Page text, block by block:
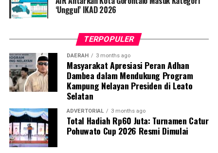
tanpa izin di wilayah Pohuwato. Siapa pun yang terbukti
melanggar hukum akan kami tindak tegas dan proses
sesuai ketentuan yang berlaku. Komitmen kami jelas,
penegakan hukum terhadap PETI dilakukan secara
berkelanjutan,” tegas IPTU Renly.
Saat ini seluruh barang bukti beserta kedua terduga
pelaku telah digelandang ke Mapolres Pohuwato guna
menjalani pemeriksaan intensif. Penyidik Satreskrim
masih melengkapi administrasi penyidikan (mindik) dan
menginterogasi sejumlah saksi untuk membongkar
jaringan penambangan ilegal tersebut secara
menyeluruh.
‘Unggul’ IKAD 2026
TERPOPULER
DAERAH 3 months ago
Masyarakat Apresiasi Peran Adhan
Dambea dalam Mendukung Program
Kampung Nelayan Presiden di Leato
Selatan
ADVERTORIAL 3 months ago
Total Hadiah Rp60 Juta: Turnamen Catur
Pohuwato Cup 2026 Resmi Dimulai